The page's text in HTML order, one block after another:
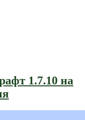
1.7.10 на